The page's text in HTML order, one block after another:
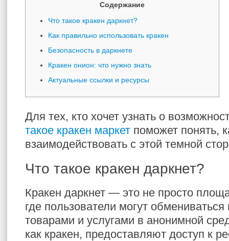
Содержание
Что такое кракен даркнет?
Как правильно использовать кракен
Безопасность в даркнете
Кракен онион: что нужно знать
Актуальные ссылки и ресурсы
Для тех, кто хочет узнать о
такое кракен маркет поможет понять,
взаимодействовать с этой темной
Что такое кракен даркнет?
Кракен даркнет — это не просто
где пользователи могут
товарами и услугами в анонимной
как кракен, предоставляют доступ к